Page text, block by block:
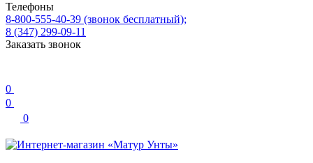
Телефоны
8-800-555-40-39 (звонок бесплатный);
8 (347) 299-09-11
Заказать звонок
0
0
0